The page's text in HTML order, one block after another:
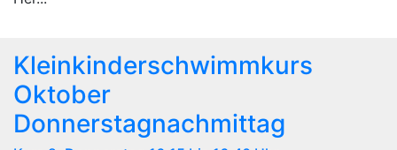
Kleinkinderschwimmkurs
Oktober
Donnerstagnachmittag